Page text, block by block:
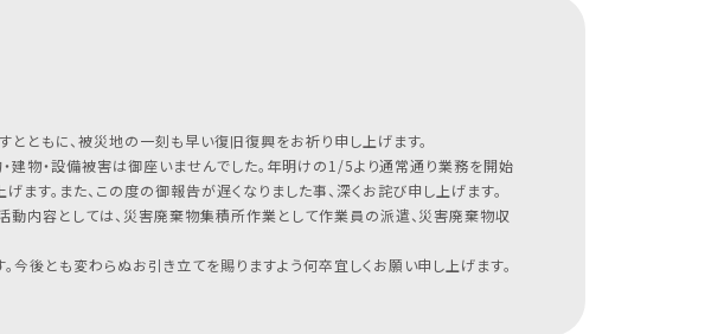
ともに、被災地の一刻も早い復旧復興をお祈り申し上げます。
建物・設備被害は御座いませんでした。年明けの1/5より通常通り業務を開始
す。また、この度の御報告が遅くなりました事、深くお詫び申し上げます。
内容としては、災害廃棄物集積所作業として作業員の派遣、災害廃棄物収
後とも変わらぬお引き立てを賜りますよう何卒宜しくお願い申し上げます。